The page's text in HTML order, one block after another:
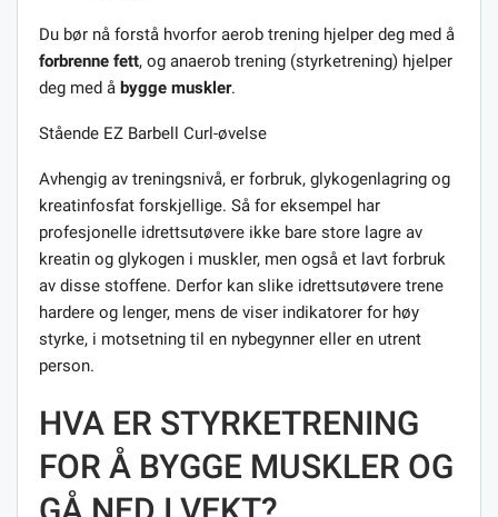
Du bør nå forstå hvorfor aerob trening hjelper deg med å
forbrenne fett, og anaerob trening (styrketrening) hjelper
deg med å bygge muskler.
Stående EZ Barbell Curl-øvelse
Avhengig av treningsnivå, er forbruk, glykogenlagring og
kreatinfosfat forskjellige. Så for eksempel har
profesjonelle idrettsutøvere ikke bare store lagre av
kreatin og glykogen i muskler, men også et lavt forbruk
av disse stoffene. Derfor kan slike idrettsutøvere trene
hardere og lenger, mens de viser indikatorer for høy
styrke, i motsetning til en nybegynner eller en utrent
person.
HVA ER STYRKETRENING
FOR Å BYGGE MUSKLER OG